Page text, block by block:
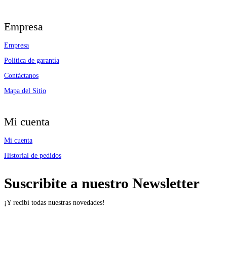
Empresa
Empresa
Política de garantía
Contáctanos
Mapa del Sitio
Mi cuenta
Mi cuenta
Historial de pedidos
Suscribite a nuestro Newsletter
¡Y recibí todas nuestras novedades!